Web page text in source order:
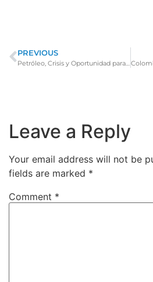
PREVIOUS
Leave a Reply
Your email address will not be
fields are marked *
Comment *